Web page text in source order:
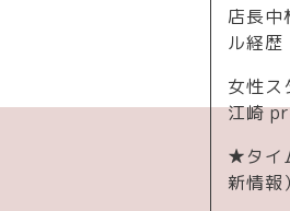
店長中
ル経歴
女性
江崎
★タイ
新情報）